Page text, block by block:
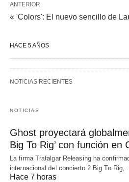
ANTERIOR
« 'Colors': El nuevo sencillo de
HACE 5 AÑOS
NOTICIAS RECIENTES
NOTICIAS
Ghost proyectará
Big To Rig’ con función en
La firma Trafalgar Releasing ha
internacional del concierto 2 Big To
Hace 7 horas